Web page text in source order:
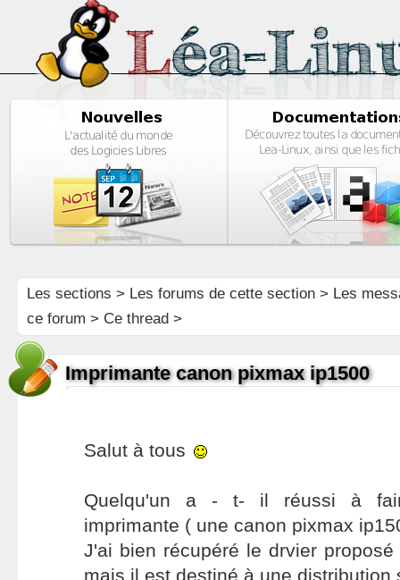
Les sections > Les forums de cette section> Les
ce forum > Ce thread >
Imprimante canon pixmax ip1500
Salut à tous
Quelqu'un a - t- il réussi à
imprimante ( une canon pixmax
J'ai bien récupéré le drvier
mais il est destiné à une distribution